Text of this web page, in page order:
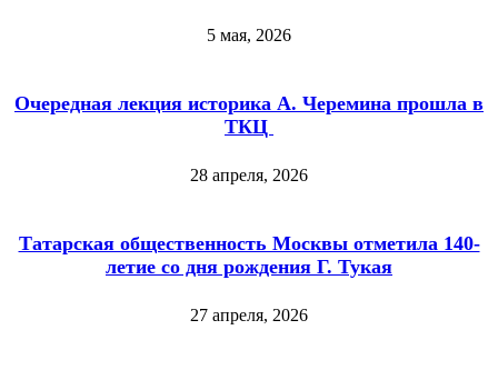
5 мая, 2026
Очередная лекция историка А. Черемина прошла в
ТКЦ
28 апреля, 2026
Татарская общественность Москвы отметила 140-
летие со дня рождения Г. Тукая
27 апреля, 2026